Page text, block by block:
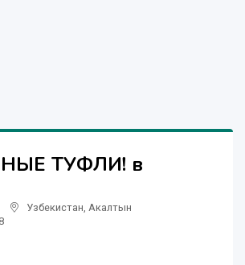
ТУФЛИ! в
Узбекистан Акалтын